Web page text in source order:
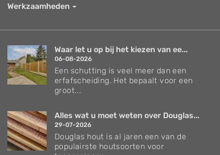
Werkzaamheden
Waar let u op bij het kiezen van ee...
06-08-2026
Een schutting is veel meer dan een
erfafscheiding. Het bepaalt voor een
groot...
Alles wat u moet weten over Douglas...
29-07-2026
Douglas hout is al jaren een van de
populairste houtsoorten voor